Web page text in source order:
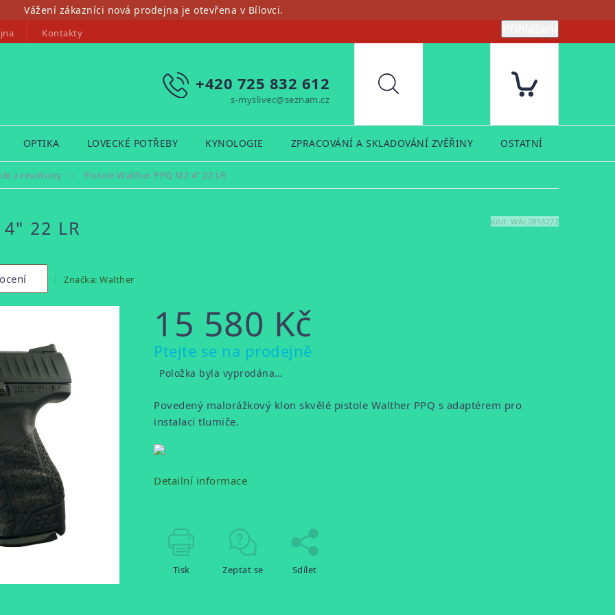
Vážení zákazníci nová prodejna je otevřena v Bílovci.
Kontakty
+420 725 832 612
s-myslivec@seznam.cz
Hledat
OPTIKA LOVECKÉ POTŘEBY KYNOLOGIE ZPRACOVÁNÍ A SKLADOVÁNÍ ZVĚŘINY OSTATNÍ
a revolvery / Pistole Walther PPQ M2 4" 22 LR
4" 22 LR Kód: WAL2853272
Značka: Walther
15 580 Kč
Měrná
cena:
Ptejte se na prodejně
Položka byla vyprodána…
Povedený malorážkový klon skvělé pistole Walther PPQ s adaptérem pro
instalaci tlumiče.
Detailní informace
Tisk Zeptat se Sdílet